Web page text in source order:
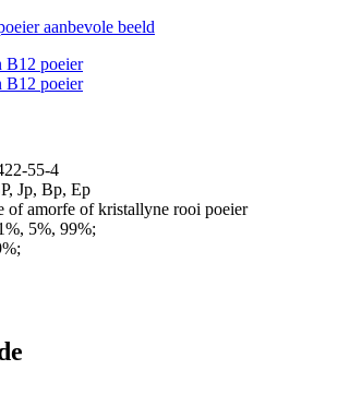
55-4
Jp, Bp, Ep
of amorfe of kristallyne rooi poeier
5%, 99%;